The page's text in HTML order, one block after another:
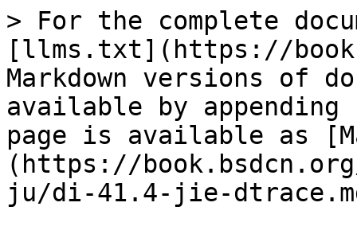
> For the complete
[llms.txt](https://
Markdown versions of
available by
page is available as
(https://
ju/di-41.4-jie-